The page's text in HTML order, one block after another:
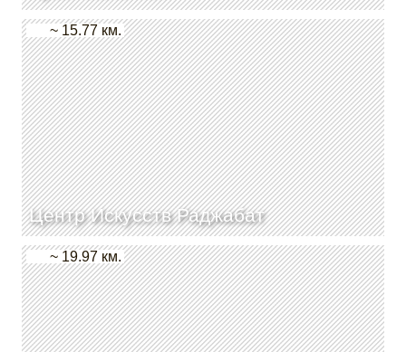
Центр Искусств Раджабат
~ 15.77 км.
~ 19.97 км.